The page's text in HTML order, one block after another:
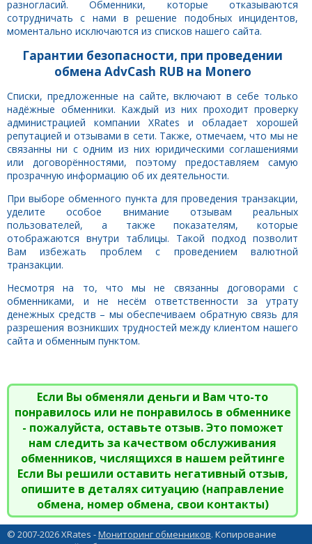
разногласий. Обменники, которые отказываются
сотрудничать с нами в решение подобных инцидентов,
моментально исключаются из списков нашего сайта.
Гарантии безопасности, при проведении
обмена AdvCash RUB на Monero
Списки, предложенные на сайте, включают в себе только
надёжные обменники. Каждый из них проходит проверку
администрацией компании XRates и обладает хорошей
репутацией и отзывами в сети. Также, отмечаем, что мы не
связанны ни с одним из них юридическими соглашениями
или договорённостями, поэтому предоставляем самую
прозрачную информацию об их деятельности.
При выборе обменного пункта для проведения транзакции,
уделите особое внимание отзывам реальных
пользователей, а также показателям, которые
отображаются внутри таблицы. Такой подход позволит
Вам избежать проблем с проведением валютной
транзакции.
Несмотря на то, что мы не связанны договорами с
обменниками, и не несём ответственности за утрату
денежных средств – мы обеспечиваем обратную связь для
разрешения возникших трудностей между клиентом нашего
сайта и обменным пунктом.
Если Вы обменяли деньги и Вам что-то
понравилось или не понравилось в обменнике
- пожалуйста, оставьте отзыв. Это поможет
нам следить за качеством обслуживания
обменников, числящихся в нашем рейтинге
Если Вы решили оставить негативный отзыв,
опишите в деталях ситуацию (направление
обмена, номер обмена, свои контакты)
© 2007-2026 XRates -Мониторинг обменников. Копирование